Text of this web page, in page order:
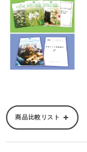
商品比較リスト